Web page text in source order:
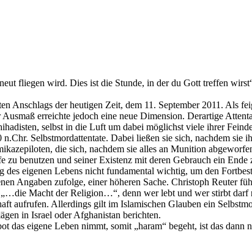
fliegen wird. Dies ist die Stunde, in der du Gott treffen
Anschlags der heutigen Zeit, dem 11. September 2011. Als
erreichte jedoch eine neue Dimension. Derartige
selbst in die Luft um dabei möglichst viele ihrer
Selbstmordattentate. Dabei ließen sie sich, nachdem
die sich, nachdem sie alles an Munition
zu benutzen und seiner Existenz mit deren Gebrauch ein
eigenen Lebens nicht fundamental wichtig, um den
Angaben zufolge, einer höheren Sache. Christoph Reuter
Macht der Religion…“, denn wer lebt und wer stirbt
aufrufen. Allerdings gilt im Islamischen Glauben ein
in Israel oder Afghanistan berichten.
das eigene Leben nimmt, somit „haram“ begeht, ist das dann